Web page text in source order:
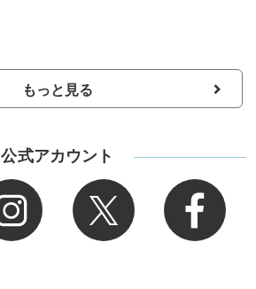
もっと見る
公式アカウント